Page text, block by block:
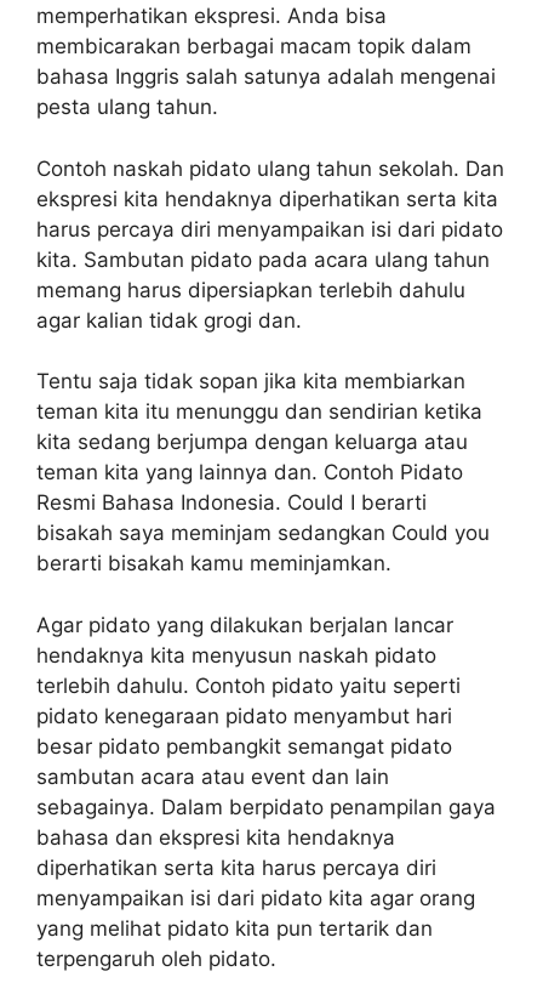
memperhatikan ekspresi. Anda bisa
membicarakan berbagai macam topik dalam
bahasa Inggris salah satunya adalah mengenai
pesta ulang tahun.
Contoh naskah pidato ulang tahun sekolah. Dan
ekspresi kita hendaknya diperhatikan serta kita
harus percaya diri menyampaikan isi dari pidato
kita. Sambutan pidato pada acara ulang tahun
memang harus dipersiapkan terlebih dahulu
agar kalian tidak grogi dan.
Tentu saja tidak sopan jika kita membiarkan
teman kita itu menunggu dan sendirian ketika
kita sedang berjumpa dengan keluarga atau
teman kita yang lainnya dan. Contoh Pidato
Resmi Bahasa Indonesia. Could I berarti
bisakah saya meminjam sedangkan Could you
berarti bisakah kamu meminjamkan.
Agar pidato yang dilakukan berjalan lancar
hendaknya kita menyusun naskah pidato
terlebih dahulu. Contoh pidato yaitu seperti
pidato kenegaraan pidato menyambut hari
besar pidato pembangkit semangat pidato
sambutan acara atau event dan lain
sebagainya. Dalam berpidato penampilan gaya
bahasa dan ekspresi kita hendaknya
diperhatikan serta kita harus percaya diri
menyampaikan isi dari pidato kita agar orang
yang melihat pidato kita pun tertarik dan
terpengaruh oleh pidato.